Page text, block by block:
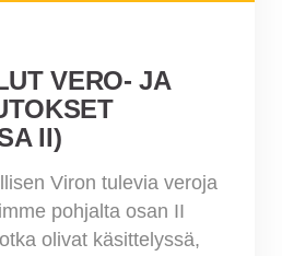
VERO- JA
II)
Viron tulevia veroja
pohjalta osan II
olivat käsittelyssä,